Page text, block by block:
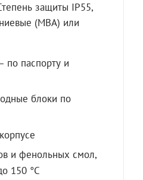
защиты IP55,
(МВА) или
по паспорту и
блоки по
и фенольных смол,
150 °C